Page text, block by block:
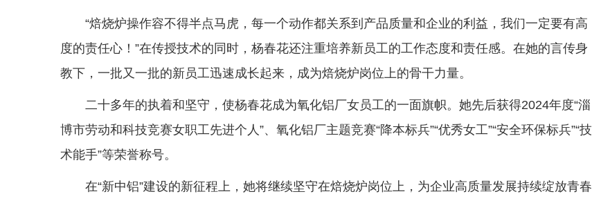
“焙烧炉操作容不得半点马虎，每一个动作都关系到产品质量和企业的利益，我们一定要有高
度的责任心！”在传授技术的同时，杨春花还注重培养新员工的工作态度和责任感。在她的言传身
教下，一批又一批的新员工迅速成长起来，成为焙烧炉岗位上的骨干力量。
二十多年的执着和坚守，使杨春花成为氧化铝厂女员工的一面旗帜。她先后获得2024年度“淄
博市劳动和科技竞赛女职工先进个人”、氧化铝厂主题竞赛“降本标兵”“优秀女工”“安全环保标兵”“技
术能手”等荣誉称号。
在“新中铝”建设的新征程上，她将继续坚守在焙烧炉岗位上，为企业高质量发展持续绽放青春